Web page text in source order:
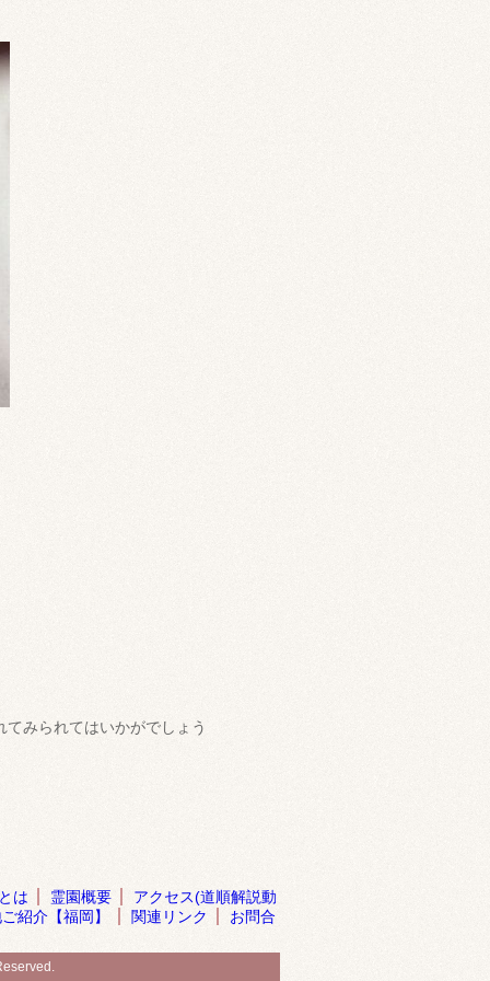
みられてはいかがでしょう
は 霊園概要
アクセス(道順解説動
紹介【福岡】
関連リンク お問合